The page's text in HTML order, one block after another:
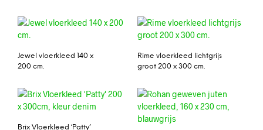
Jewel vloerkleed 140 x
200 cm.
Rime vloerkleed lichtgrijs
groot 200 x 300 cm.
Brix Vloerkleed ‘Patty’